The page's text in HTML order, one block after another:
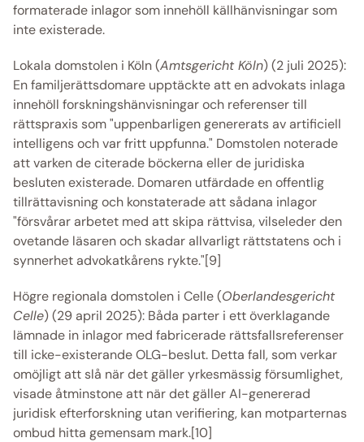
formaterade inlagor som innehöll källhänvisningar som
inte existerade.
Lokala domstolen i Köln (Amtsgericht Köln) (2 juli 2025):
En familjerättsdomare upptäckte att en advokats inlaga
innehöll forskningshänvisningar och referenser till
rättspraxis som "uppenbarligen genererats av artificiell
intelligens och var fritt uppfunna." Domstolen noterade
att varken de citerade böckerna eller de juridiska
besluten existerade. Domaren utfärdade en offentlig
tillrättavisning och konstaterade att sådana inlagor
"försvårar arbetet med att skipa rättvisa, vilseleder den
ovetande läsaren och skadar allvarligt rättstatens och i
synnerhet advokatkårens rykte."[9]
Högre regionala domstolen i Celle (Oberlandesgericht
Celle) (29 april 2025): Båda parter i ett överklagande
lämnade in inlagor med fabricerade rättsfallsreferenser
till icke-existerande OLG-beslut. Detta fall, som verkar
omöjligt att slå när det gäller yrkesmässig försumlighet,
visade åtminstone att när det gäller AI-genererad
juridisk efterforskning utan verifiering, kan motparternas
ombud hitta gemensam mark.[10]